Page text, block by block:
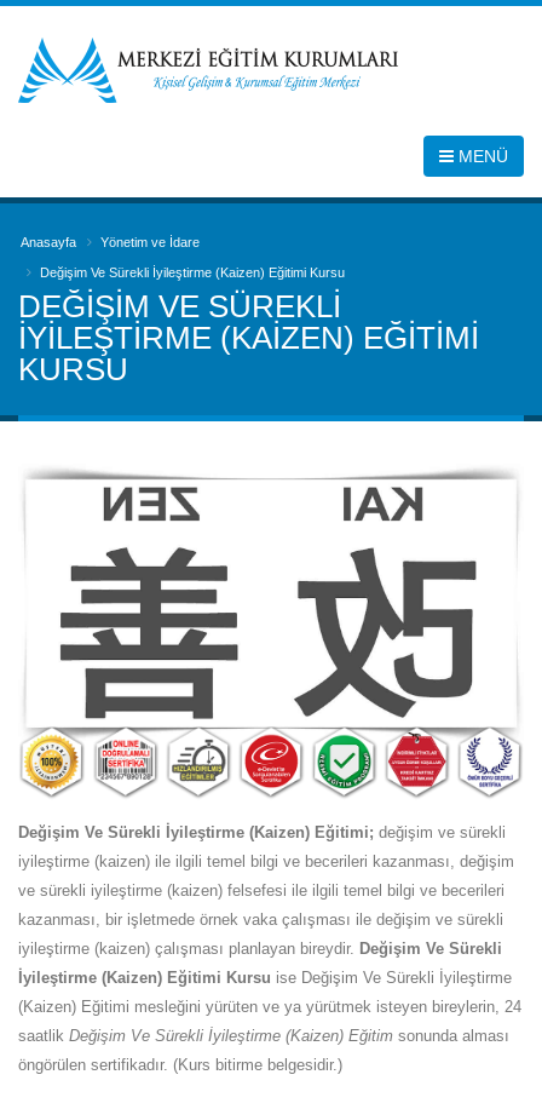
MENÜ
Anasayfa Yönetim ve İdare
Değişim Ve Sürekli İyileştirme (Kaizen) Eğitimi Kursu
DEĞIŞIM VE SÜREKLI
İYILEŞTIRME (KAIZEN) EĞITIMI
KURSU
Değişim Ve Sürekli İyileştirme (Kaizen) Eğitimi; değişim ve sürekli
iyileştirme (kaizen) ile ilgili temel bilgi ve becerileri kazanması, değişim
ve sürekli iyileştirme (kaizen) felsefesi ile ilgili temel bilgi ve becerileri
kazanması, bir işletmede örnek vaka çalışması ile değişim ve sürekli
iyileştirme (kaizen) çalışması planlayan bireydir. Değişim Ve Sürekli
İyileştirme (Kaizen) Eğitimi Kursu ise Değişim Ve Sürekli İyileştirme
(Kaizen) Eğitimi mesleğini yürüten ve ya yürütmek isteyen bireylerin, 24
saatlik Değişim Ve Sürekli İyileştirme (Kaizen) Eğitim sonunda alması
öngörülen sertifikadır. (Kurs bitirme belgesidir.)